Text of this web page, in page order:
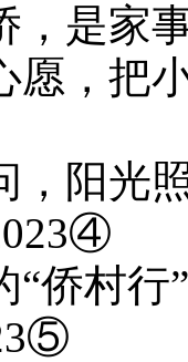
，是家
愿，把
，阳光
“侨村